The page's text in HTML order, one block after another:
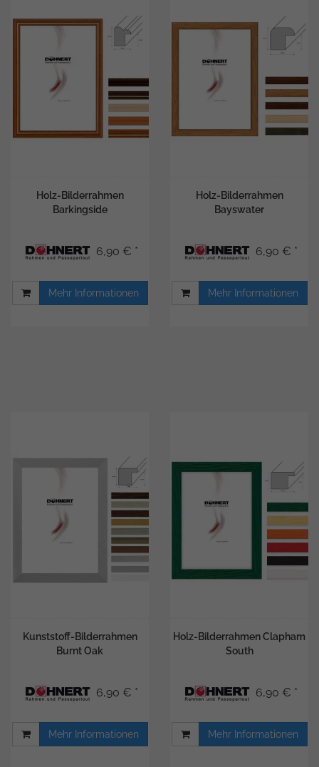
Holz-Bilderrahmen
Barkingside
6,90 € *
Mehr Informationen
Holz-Bilderrahmen
Bayswater
6,90 € *
Mehr Informationen
Kunststoff-Bilderrahmen
Burnt Oak
6,90 € *
Mehr Informationen
Holz-Bilderrahmen Clapham
South
6,90 € *
Mehr Informationen